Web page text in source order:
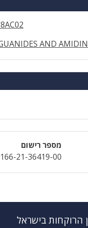
AND
מספר רישום
166-21-36419-00
הרוקחות בישראל